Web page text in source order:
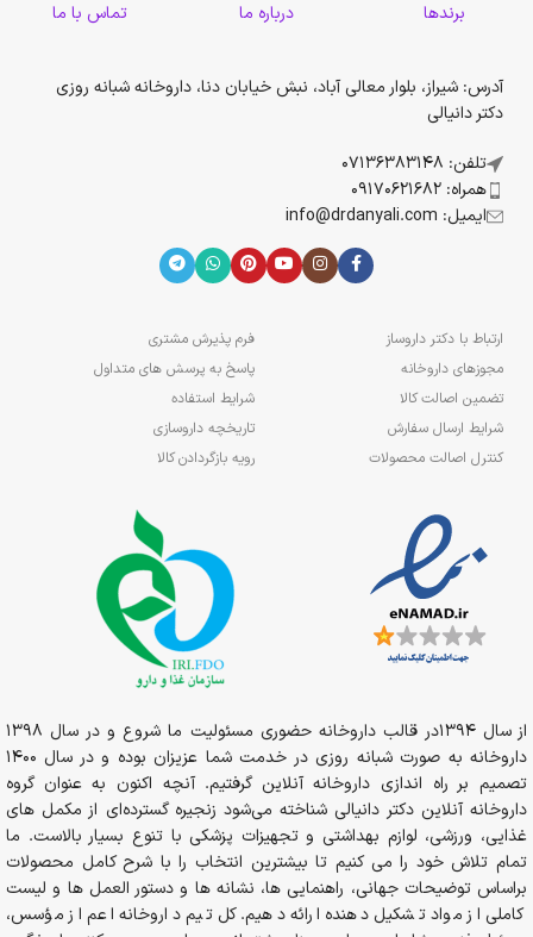
برندها درباره ما تماس با ما
آدرس: شیراز، بلوار معالی آباد، نبش خیابان دنا، داروخانه شبانه روزی
دکتر دانیالی
تلفن: 07136383148
همراه: 09170621682
ایمیل: info@drdanyali.com
ارتباط با دکتر داروساز
مجوزهای داروخانه
تضمین اصالت کالا
شرایط ارسال سفارش
کنترل اصالت محصولات
فرم پذیرش مشتری
پاسخ به پرسش های متداول
شرایط استفاده
تاریخچه داروسازی
رویه بازگردادن کالا
از سال 1394در قالب داروخانه حضوری مسئولیت ما شروع و در سال 1398
داروخانه به صورت شبانه روزی در خدمت شما عزیزان بوده و در سال 1400
تصمیم بر راه اندازی داروخانه آنلاین گرفتیم. آنچه اکنون به عنوان گروه
داروخانه آنلاین دکتر دانیالی شناخته می‌شود زنجیره گسترده‌ای از مکمل های
غذایی، ورزشی، لوازم بهداشتی و تجهیزات پزشکی با تنوع بسیار بالاست. ما
تمام تلاش خود را می کنیم تا بیشترین انتخاب را با شرح کامل محصولات
براساس توضیحات جهانی، راهنمایی ها، نشانه ها و دستور العمل ها و لیست
کاملی از مواد تشکیل دهنده ارائه دهیم. کل تیم داروخانه اعم از مؤسس،